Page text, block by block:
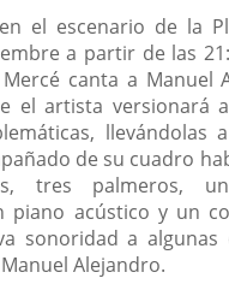
el escenario de la
a partir de las
Mercé canta a Manuel
el artista versionará
llevándolas
de su cuadro
tres palmeros,
piano acústico y un
sonoridad a algunas
Alejandro.